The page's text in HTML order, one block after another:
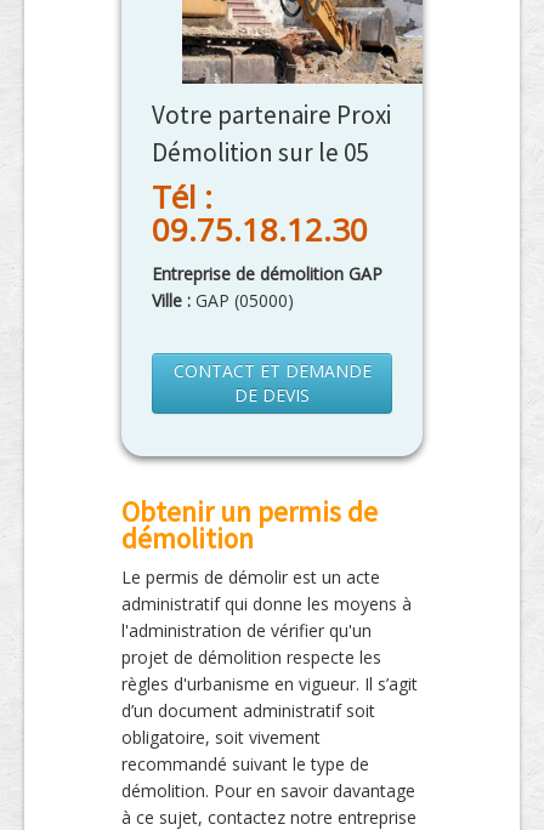
Votre partenaire Proxi
Démolition sur le 05
Tél :
09.75.18.12.30
Entreprise de démolition GAP
Ville : GAP (05000)
CONTACT ET DEMANDE
DE DEVIS
Obtenir un permis de
démolition
Le permis de démolir est un acte
administratif qui donne les moyens à
l'administration de vérifier qu'un
projet de démolition respecte les
règles d'urbanisme en vigueur. Il s’agit
d’un document administratif soit
obligatoire, soit vivement
recommandé suivant le type de
démolition. Pour en savoir davantage
à ce sujet, contactez notre entreprise